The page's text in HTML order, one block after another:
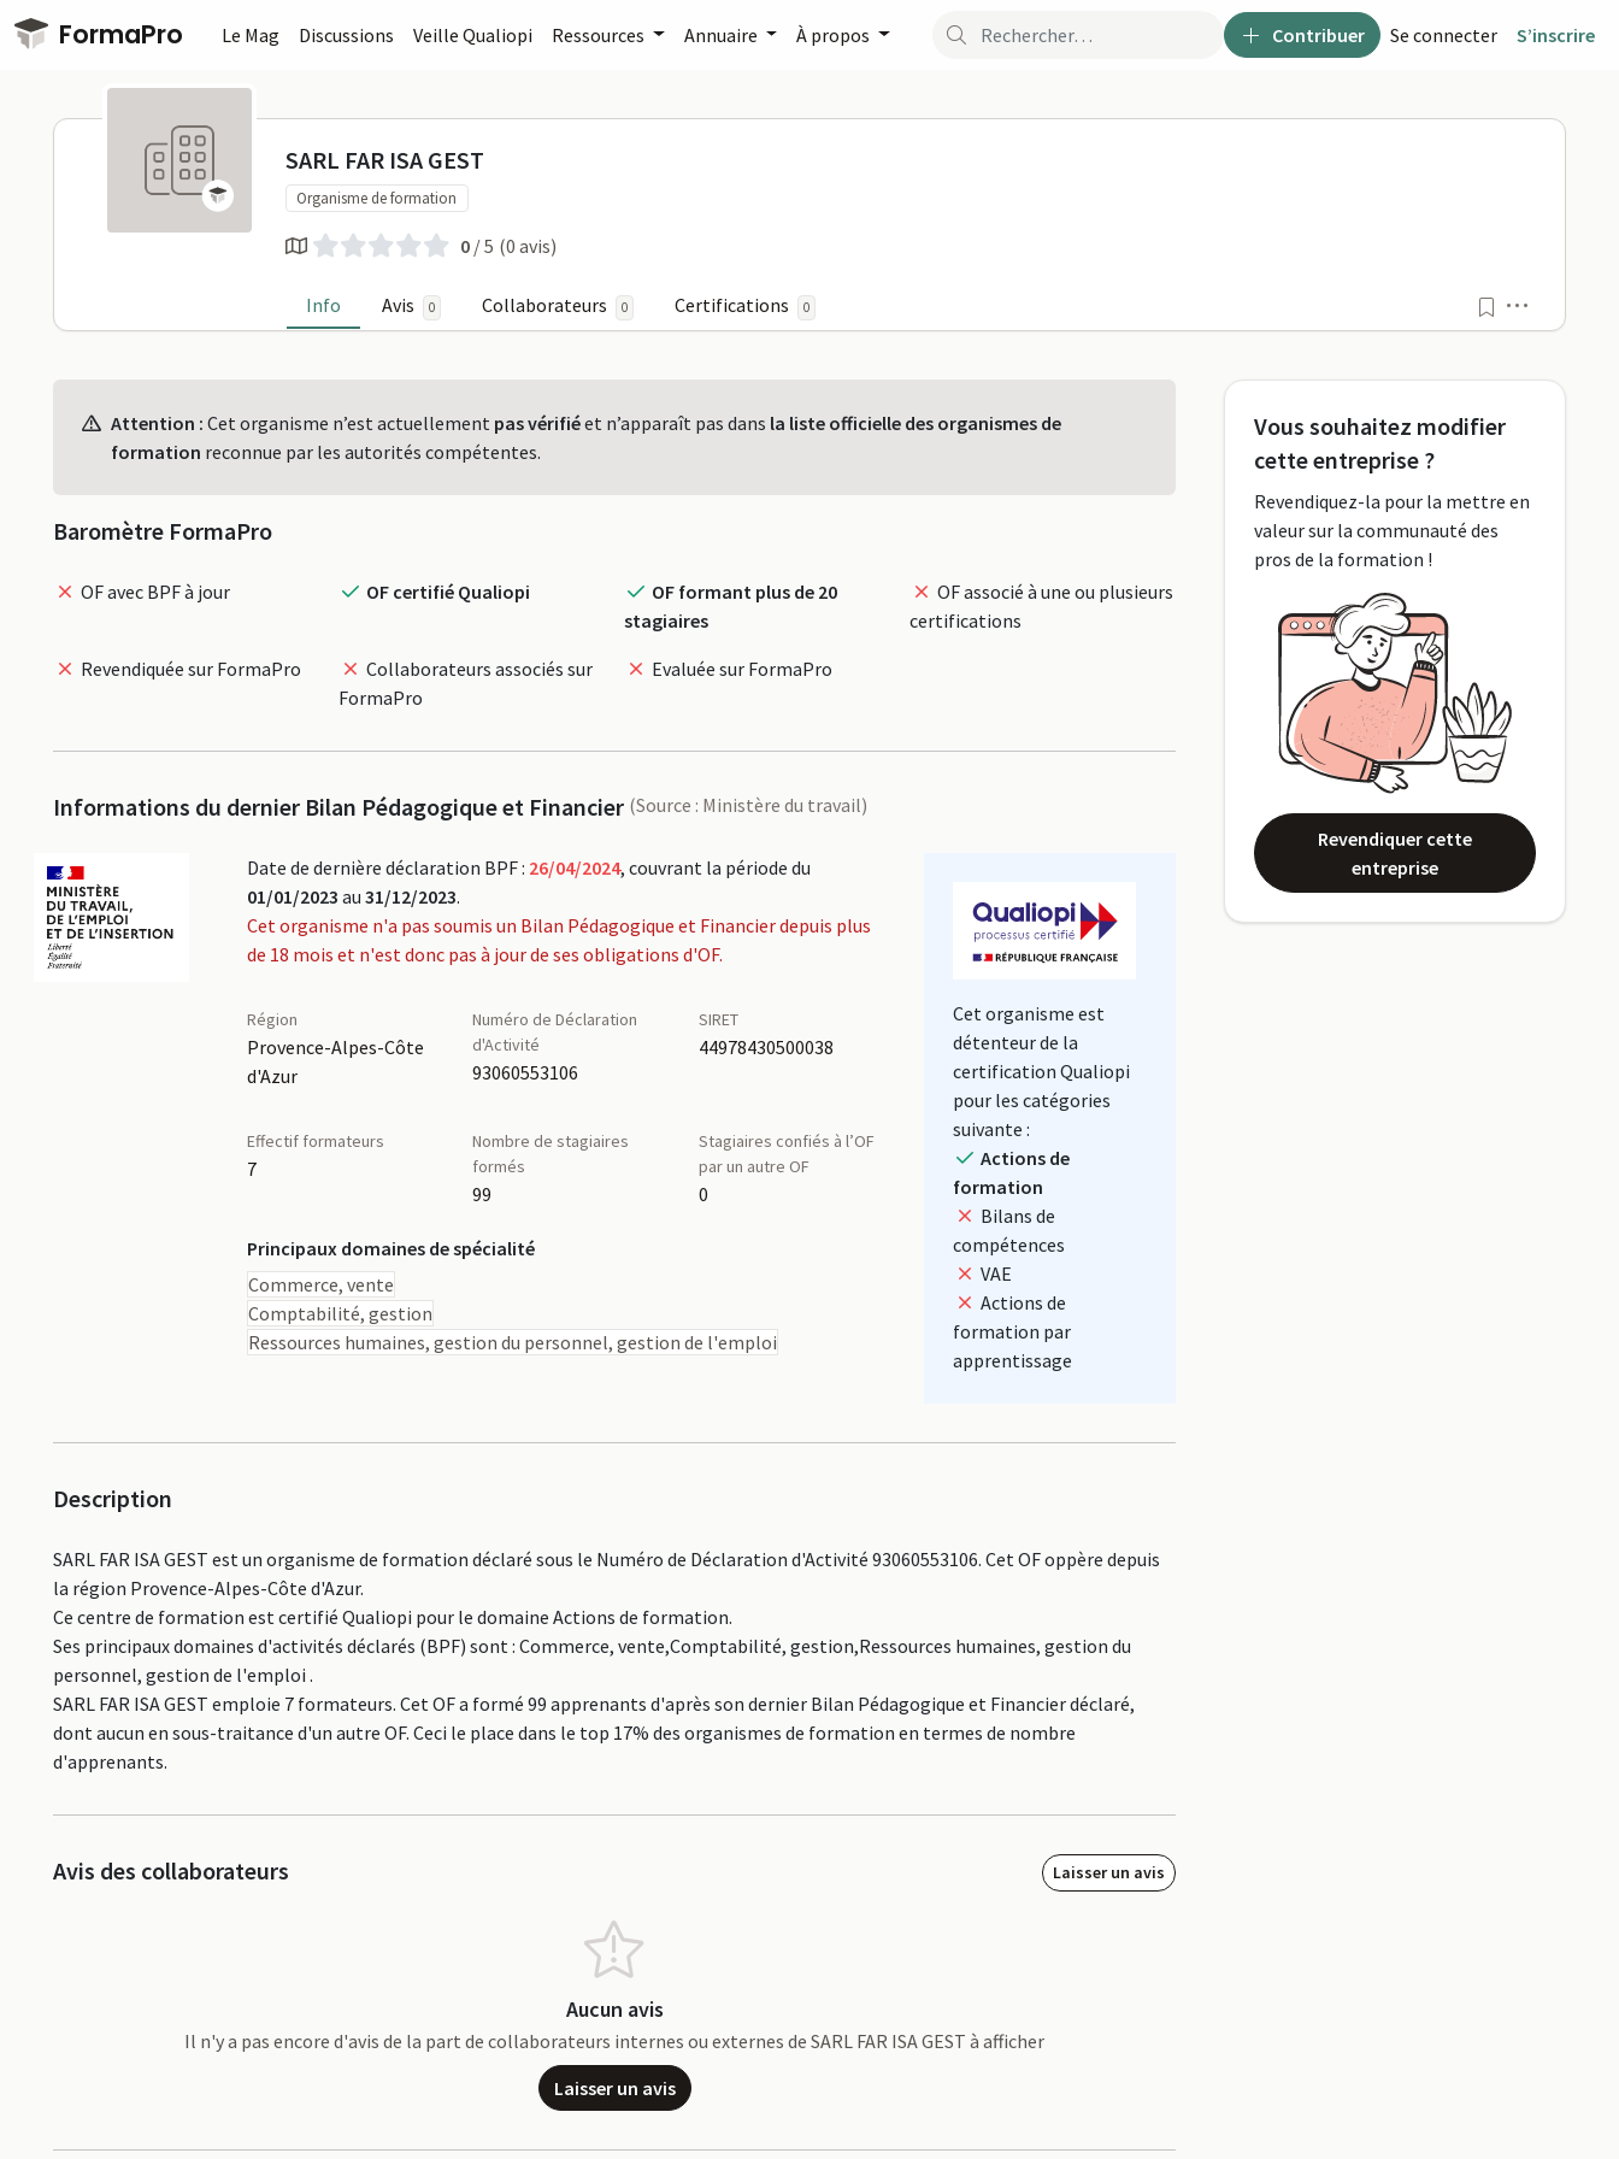
Passer au contenu principal
FormaPro Contribuer Se connecter S’inscrire
Le Mag Discussions Veille Qualiopi Ressources Annuaire À propos
SARL FAR ISA GEST sur FormaPro
SARL FAR ISA GEST
Organisme de formation
0 / 5 (0 avis)
Info Avis 0 Collaborateurs 0 Certifications 0
ProfilAttention : Cet organisme n’est actuellement pas vérifiéet n’apparaît pas dans la liste officielle des organismes de
formation reconnue par les autorités compétentes.
Baromètre FormaPro
OF avec BPF à jour OF certifié Qualiopi
OF formant plus de 20
stagiaires
OF associé à une ou plusieurs
certifications
Revendiquée sur FormaPro
Collaborateurs associés sur
FormaPro
Evaluée sur FormaPro
Informations du dernier Bilan Pédagogique et Financier (Source : Ministère du travail)
Date de dernière déclaration BPF : 26/04/2024, couvrant la période du
01/01/2023 au 31/12/2023.
Cet organisme n'a pas soumis un Bilan Pédagogique et Financier depuis plus
de 18 mois et n'est donc pas à jour de ses obligations d'OF.
Région
Provence-Alpes-Côte
d'Azur
Numéro de Déclaration
d'Activité
93060553106
SIRET
44978430500038
Effectif formateurs
7
Nombre de stagiaires
formés
99
Stagiaires confiés à l’OF
par un autre OF
0
Principaux domaines de spécialité
Commerce, vente
Comptabilité, gestion
Ressources humaines, gestion du personnel, gestion de l'emploi
Cet organisme est
détenteur de la
certification Qualiopi
pour les catégories
suivante :
Actions de
formation
Bilans de
compétences
VAE
Actions de
formation par
apprentissage
Description
SARL FAR ISA GEST est un organisme de formation déclaré sous le Numéro de Déclaration d'Activité 93060553106. Cet OF oppère depuis
la région Provence-Alpes-Côte d'Azur.
Ce centre de formation est certifié Qualiopi pour le domaine Actions de formation.
Ses principaux domaines d'activités déclarés (BPF) sont : Commerce, vente,Comptabilité, gestion,Ressources humaines, gestion du
personnel, gestion de l'emploi .
SARL FAR ISA GEST emploie 7 formateurs. Cet OF a formé 99 apprenants d'après son dernier Bilan Pédagogique et Financier déclaré,
dont aucun en sous-traitance d'un autre OF. Ceci le place dans le top 17% des organismes de formation en termes de nombre
d'apprenants.
Avis des collaborateurs Laisser un avis
Aucun avis
Il n'y a pas encore d'avis de la part de collaborateurs internes ou externes de SARL FAR ISA GEST à afficher
Laisser un avis
Vous souhaitez modifier
cette entreprise ?
Revendiquez-la pour la mettre en
valeur sur la communauté des
pros de la formation !
Revendiquer cette
entreprise